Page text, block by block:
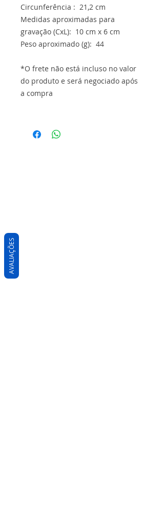
Circunferência : 21,2 cm
Medidas aproximadas para
gravação (CxL): 10 cm x 6 cm
Peso aproximado (g): 44
*O frete não está incluso no valor
do produto e será negociado após
a compra
AVALIAÇÕES